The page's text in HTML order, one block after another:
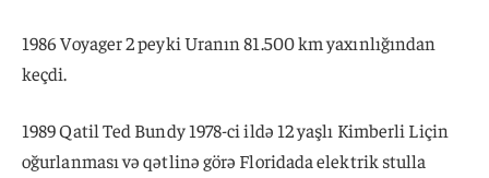
1986 Voyager 2 peyki Uranın 81.500 km yaxınlığından
keçdi.
1989 Qatil Ted Bundy 1978-ci ildə 12 yaşlı Kimberli Liçin
oğurlanması və qətlinə görə Floridada elektrik stulla